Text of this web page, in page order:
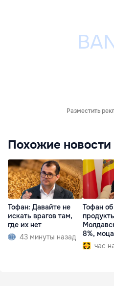
Разместить
Похожие новости
Тофан: Давайте не
искать врагов там,
где их нет
43 минуты назад
Тофан
8%,
час